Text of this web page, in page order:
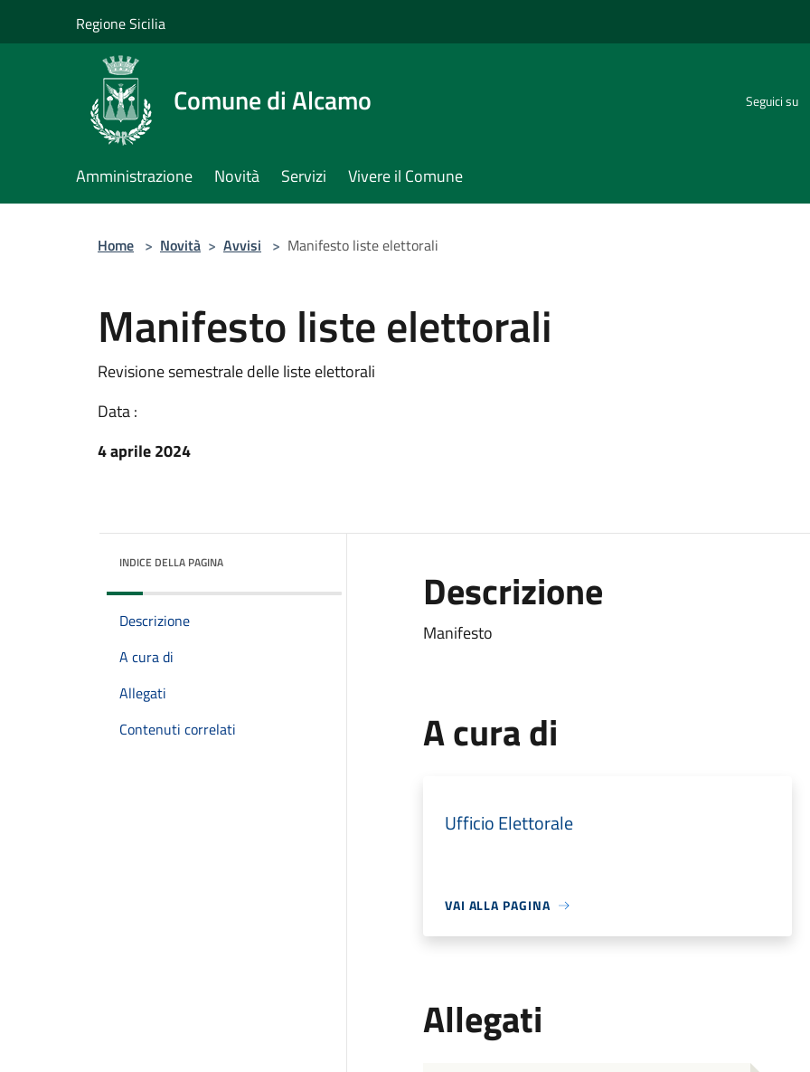
Regione Sicilia
Comune di Alcamo Seguici su
Amministrazione Novità Servizi Vivere il Comune
Home > Novità > Avvisi > Manifesto liste elettorali
Manifesto liste elettorali
Revisione semestrale delle liste elettorali
Data :
4 aprile 2024
INDICE DELLA PAGINA
Descrizione
A cura di
Allegati
Contenuti correlati
Descrizione
Manifesto
A cura di
Ufficio Elettorale
VAI ALLA PAGINA
Allegati